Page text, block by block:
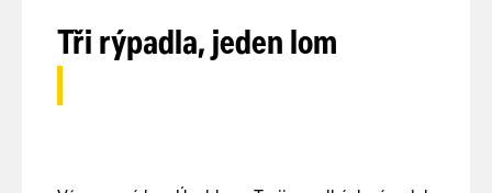
Tři rýpadla, jeden lom